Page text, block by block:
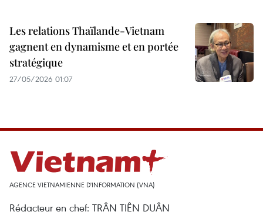
Les relations Thaïlande-Vietnam
gagnent en dynamisme et en portée
stratégique
27/05/2026 01:07
AGENCE VIETNAMIENNE D'INFORMATION (VNA)
Rédacteur en chef: TRÂN TIÊN DUÂN